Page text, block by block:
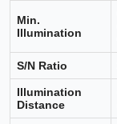
Min.
Illumination
S/N Ratio
Illumination
Distance